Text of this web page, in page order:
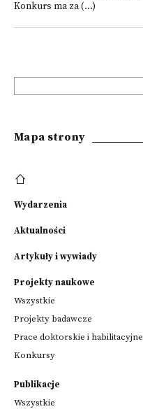
Konkurs ma za (...)
Mapa strony
Wydarzenia
Aktualności
Artykuły i wywiady
Projekty naukowe
Wszystkie
Projekty badawcze
Prace doktorskie i habilitacyjne
Konkursy
Publikacje
Wszystkie